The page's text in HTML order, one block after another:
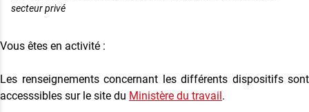
secteur privé
Vous êtes en activité :
Les renseignements concernant les différents dispositifs sont
accesssibles sur le site du Ministère du travail.